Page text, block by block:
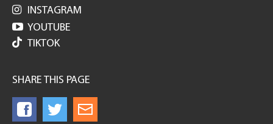
 INSTAGRAM
 YOUTUBE
TIKTOK
SHARE THIS PAGE